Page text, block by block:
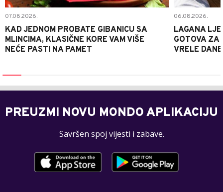
07.08.2026.
KAD JEDNOM PROBATE GIBANICU SA
MLINCIMA, KLASIČNE KORE VAM VIŠE
NEĆE PASTI NA PAMET
06.08.2026.
LAGANA
GOTOVA ZA
VRELE DANE
PREUZMI NOVU MONDO APLIKACIJU
Savršen spoj vijesti i zabave.